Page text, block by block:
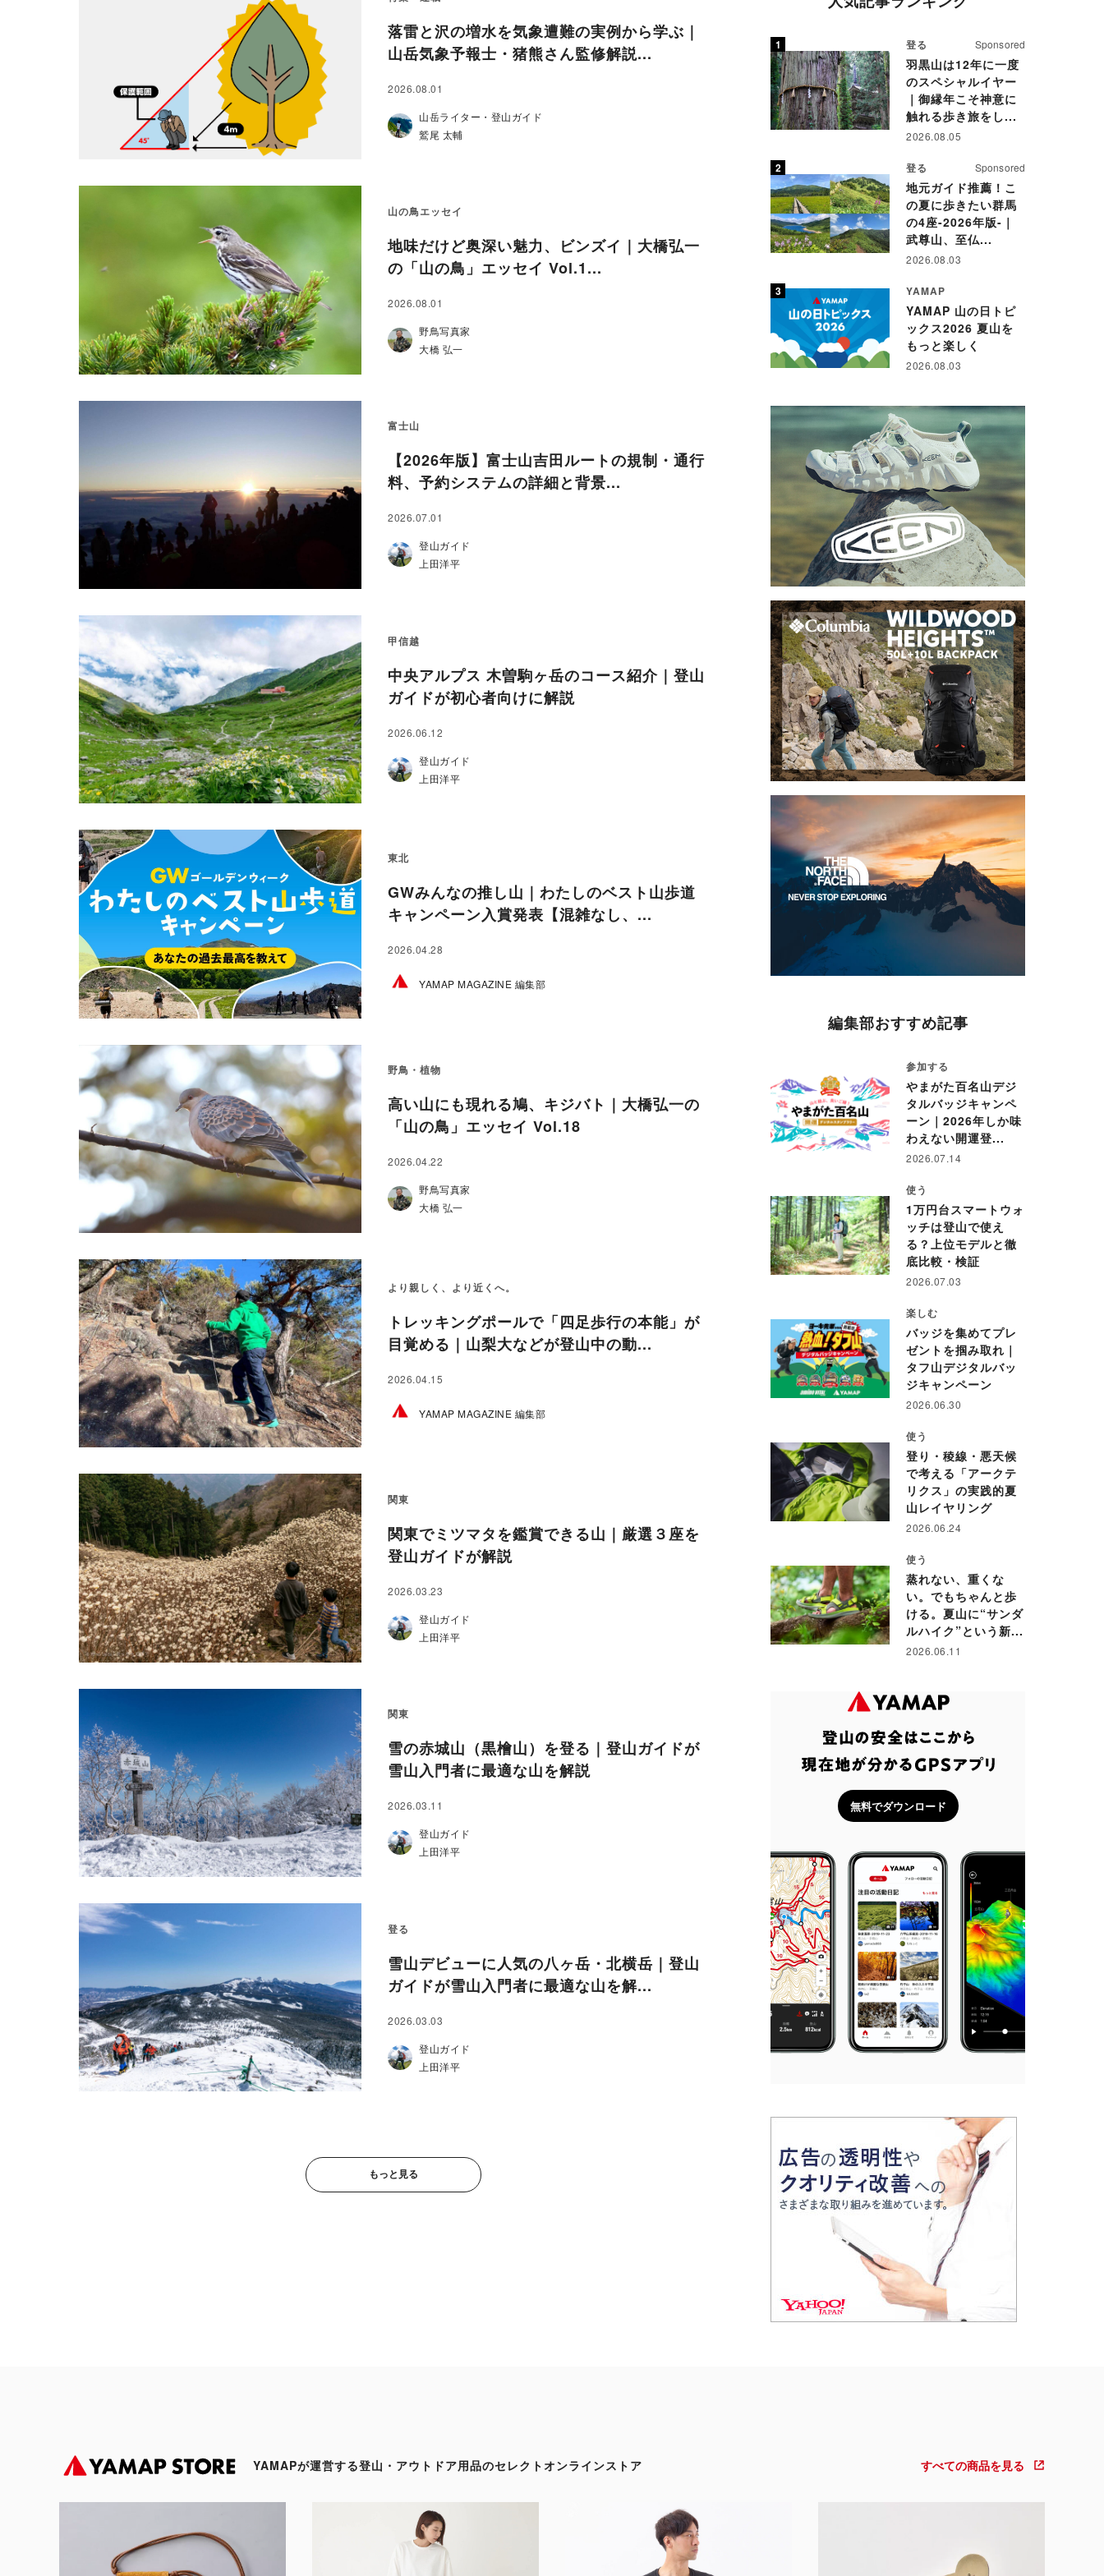
落雷と沢の増水を気象遭難の実例から学ぶ｜
山岳気象予報士・猪熊さん監修解説...
2026.08.01
山岳ライター・登山ガイド
鷲尾 太輔
山の鳥エッセイ
地味だけど奥深い魅力、ビンズイ｜大橋弘一
の「山の鳥」エッセイ Vol.1...
2026.08.01
野鳥写真家
大橋 弘一
富士山
【2026年版】富士山吉田ルートの規制・通行
料、予約システムの詳細と背景...
2026.07.01
登山ガイド
上田洋平
甲信越
中央アルプス 木曽駒ヶ岳のコース紹介｜登山
ガイドが初心者向けに解説
2026.06.12
登山ガイド
上田洋平
東北
GWみんなの推し山｜わたしのベスト山歩道
キャンペーン入賞発表【混雑なし、...
2026.04.28
YAMAP MAGAZINE 編集部
野鳥・植物
高い山にも現れる鳩、キジバト｜大橋弘一の
「山の鳥」エッセイ Vol.18
2026.04.22
野鳥写真家
大橋 弘一
より親しく、より近くへ。
トレッキングポールで「四足歩行の本能」が
目覚める｜山梨大などが登山中の動...
2026.04.15
YAMAP MAGAZINE 編集部
関東
関東でミツマタを鑑賞できる山｜厳選３座を
登山ガイドが解説
2026.03.23
登山ガイド
上田洋平
関東
雪の赤城山（黒檜山）を登る｜登山ガイドが
雪山入門者に最適な山を解説
2026.03.11
登山ガイド
上田洋平
登る
雪山デビューに人気の八ヶ岳・北横岳｜登山
ガイドが雪山入門者に最適な山を解...
2026.03.03
登山ガイド
上田洋平
もっと見る
登る Sponsored
羽黒山は12年に一度
のスペシャルイヤー
｜御縁年こそ神意に
触れる歩き旅をし...
2026.08.05
登る Sponsored
地元ガイド推薦！こ
の夏に歩きたい群馬
の4座-2026年版-｜
武尊山、至仏...
2026.08.03
YAMAP
YAMAP 山の日トピ
ックス2026 夏山を
もっと楽しく
2026.08.03
編集部おすすめ記事
参加する
やまがた百名山デジ
タルバッジキャンペ
ーン｜2026年しか味
わえない開運登...
2026.07.14
使う
1万円台スマートウォ
ッチは登山で使え
る？上位モデルと徹
底比較・検証
2026.07.03
楽しむ
バッジを集めてプレ
ゼントを掴み取れ｜
タフ山デジタルバッ
ジキャンペーン
2026.06.30
使う
登り・稜線・悪天候
で考える「アークテ
リクス」の実践的夏
山レイヤリング
2026.06.24
使う
蒸れない、重くな
い。でもちゃんと歩
ける。夏山に“サンダ
ルハイク”という新...
2026.06.11
無料でダウンロード
YAMAPが運営する登山・アウトドア用品のセレクトオンラインストア すべての商品を見る